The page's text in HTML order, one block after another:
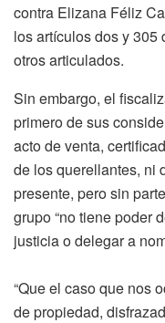
contra Elizana Féliz
los artículos dos y
otros articulados.
Sin embargo, el
primero de sus
acto de venta,
de los querellantes, ni
presente, pero sin
grupo “no tiene poder
justicia o delegar a
“Que el caso que nos
de propiedad,